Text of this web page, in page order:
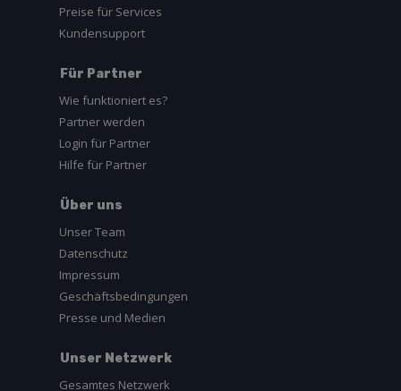
Preise für Services
Kundensupport
Für Partner
Wie funktioniert es?
Partner werden
Login für Partner
Hilfe für Partner
Über uns
Unser Team
Datenschutz
Impressum
Geschäftsbedingungen
Presse und Medien
Unser Netzwerk
Gesamtes Netzwerk